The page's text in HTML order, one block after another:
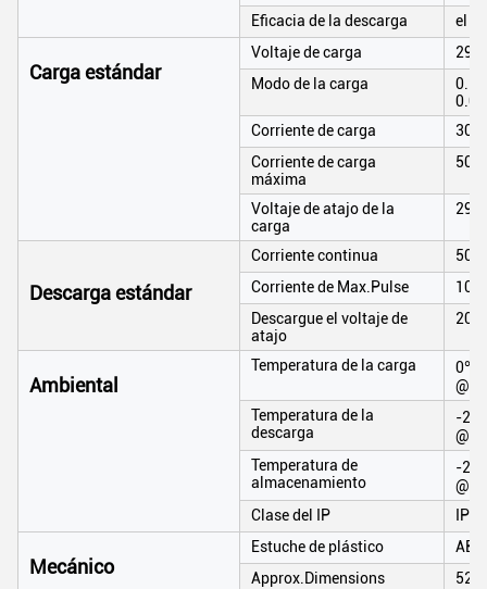
Eficacia de la descarga
el
Carga estándar
Voltaje de carga
Modo de la carga
Corriente de carga
30A
Corriente de carga
máxima
50A
Voltaje de atajo de la
carga
Descarga estándar
Corriente continua
50A
Corriente de Max.Pulse
Descargue el voltaje de
atajo
20V
Ambiental
Temperatura de la carga
0℃
Temperatura de la
descarga
-
Temperatura de
almacenamiento
-
Clase del IP
IP65
Mecánico
Estuche de plástico
Approx.Dimensions